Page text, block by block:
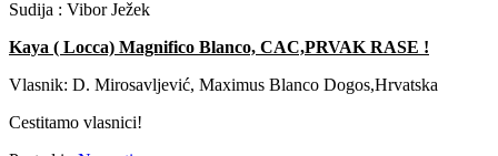
Sudija : Vibor Ježek
Kaya ( Locca) Magnifico Blanco, CAC,PRVAK RASE !
Vlasnik: D. Mirosavljević, Maximus Blanco Dogos,Hrvatska
Cestitamo vlasnici!